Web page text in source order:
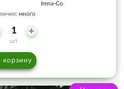
Irena-Co
много
шт
корзину